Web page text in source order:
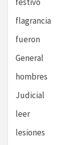
flagrancia
fueron
General
hombres
Judicial
leer
lesiones